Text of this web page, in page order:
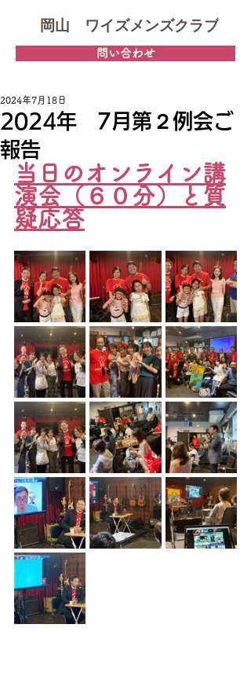
問い合わせ
岡山 ワイズメンズクラブ
2024年 7月第２例会ご
報告
2024年7月18日
当日のオンライン講
演会（６０分）と質
疑応答